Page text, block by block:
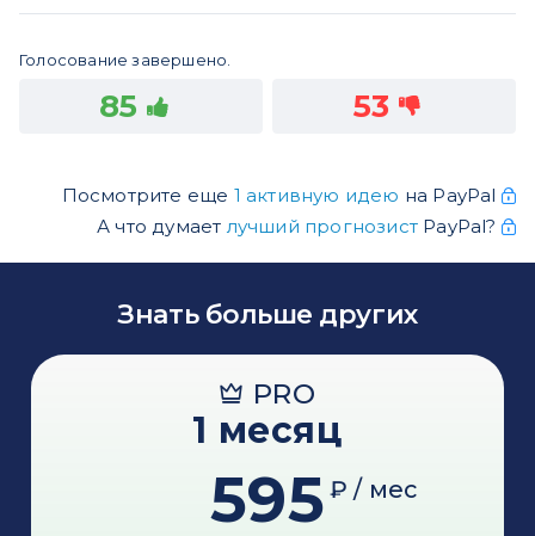
Голосование завершено.
85 53
Посмотрите еще 1 активную идею на PayPal
А что думает лучший прогнозистPayPal?
Знать больше других
PRO
1 месяц
595 ₽ / мес